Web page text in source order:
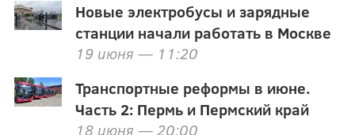
Новые электробусы и зарядные
станции начали работать в Москве
19 июня — 11:20
Транспортные реформы в июне.
Часть 2: Пермь и Пермский край
18 июня — 20:00